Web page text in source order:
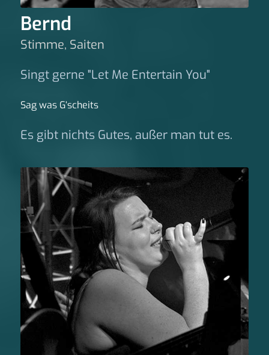
Bernd
Stimme, Saiten
Singt gerne "Let Me Entertain You"
Sag was G‘scheits
Es gibt nichts Gutes, außer man tut es.